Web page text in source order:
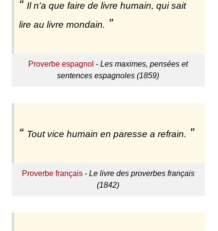
Il n'a que faire de livre humain, qui sait
lire au livre mondain.
Proverbe espagnol -Les maximes, pensées et
sentences espagnoles (1859)
Tout vice humain en paresse a refrain.
Proverbe français- Le livre des proverbes français
(1842)